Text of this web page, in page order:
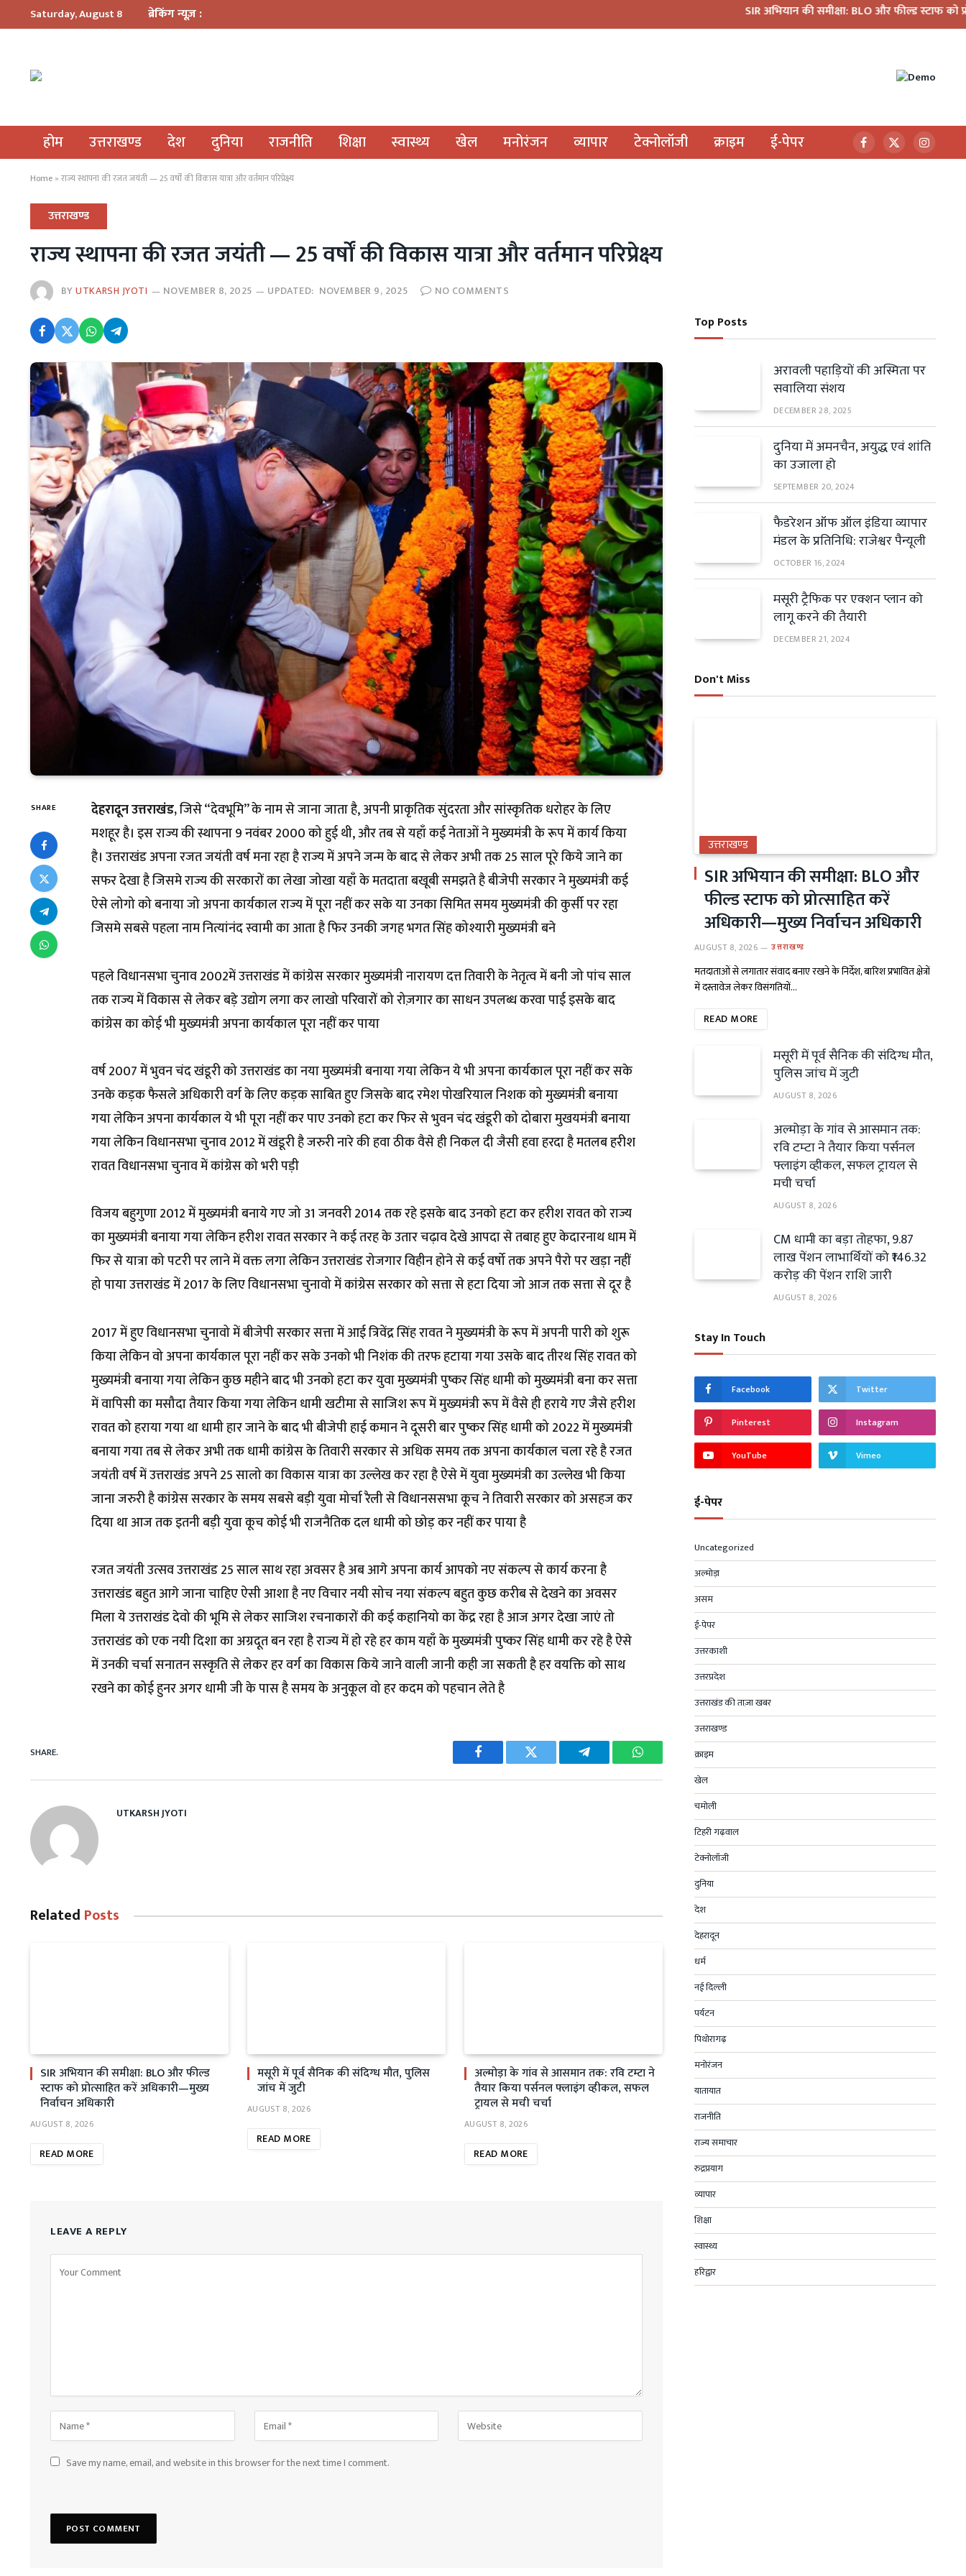
Saturday, August 8 ब्रेकिंग न्यूज़ : SIR अभियान की समीक्षा: BLO और फील्ड स्टाफ को प्रोत्साहित
होम उत्तराखण्ड देश दुनिया राजनीति शिक्षा स्वास्थ्य खेल मनोरंजन व्यापार टेक्नोलॉजी क्राइम ई-पेपर Facebook
X
(Twitter)
Home » राज्य स्थापना की रजत जयंती — 25 वर्षों की विकास यात्रा और वर्तमान परिप्रेक्ष्य
उत्तराखण्ड
राज्य स्थापना की रजत जयंती — 25 वर्षों की विकास यात्रा और वर्तमान परिप्रेक्ष्य
BYUTKARSH JYOTI NOVEMBER 8, 2025 UPDATED: NOVEMBER 9, 2025 NO COMMENTS
SHARE देहरादून उत्तराखंड,जिसे “देवभूमि” के नाम से जाना जाता है, अपनी प्राकृतिक सुंदरता और सांस्कृतिक धरोहर के लिए
मशहूर है। इस राज्य की स्थापना 9 नवंबर 2000 को हुई थी, और तब से यहाँ कई नेताओं ने मुख्यमंत्री के रूप में कार्य किया
है। उत्तराखंड अपना रजत जयंती वर्ष मना रहा है राज्य में अपने जन्म के बाद से लेकर अभी तक 25 साल पूरे किये जाने का
सफर देखा है जिसमे राज्य की सरकारों का लेखा जोखा यहाँ के मतदाता बखूबी समझते है बीजेपी सरकार ने मुख्यमंत्री कई
ऐसे लोगो को बनाया जो अपना कार्यकाल राज्य में पूरा नहीं कर सके या उनका सिमित समय मुख्यमंत्री की कुर्सी पर रहा
जिसमे सबसे पहला नाम नित्यांनंद स्वामी का आता है फिर उनकी जगह भगत सिंह कोश्यारी मुख्यमंत्री बने
पहले विधानसभा चुनाव 2002में उत्तराखंड में कांग्रेस सरकार मुख्यमंत्री नारायण दत्त तिवारी के नेतृत्व में बनी जो पांच साल
तक राज्य में विकास से लेकर बड़े उद्योग लगा कर लाखो परिवारों को रोज़गार का साधन उपलब्ध करवा पाई इसके बाद
कांग्रेस का कोई भी मुख्यमंत्री अपना कार्यकाल पूरा नहीं कर पाया
वर्ष 2007 में भुवन चंद खंडूरी को उत्तराखंड का नया मुख्यमंत्री बनाया गया लेकिन ये भी अपना कार्यकाल पूरा नहीं कर सके
उनके कड़क फैसले अधिकारी वर्ग के लिए कड़क साबित हुए जिसके बाद रमेश पोखरियाल निशक को मुख्यमंत्री बनाया
गया लेकिन अपना कार्यकाल ये भी पूरा नहीं कर पाए उनको हटा कर फिर से भुवन चंद खंडूरी को दोबारा मुखयमंत्री बनाया
गया लेकिन विधानसभा चुनाव 2012 में खंडूरी है जरुरी नारे की हवा ठीक वैसे ही निकल दी जैसी हवा हरदा है मतलब हरीश
रावत विधानसभा चुनाव में कांग्रेस को भरी पड़ी
विजय बहुगुणा 2012 में मुख्यमंत्री बनाये गए जो 31 जनवरी 2014 तक रहे इसके बाद उनको हटा कर हरीश रावत को राज्य
का मुख्यमंत्री बनाया गया लेकिन हरीश रावत सरकार ने कई तरह के उतार चढ़ाव देखे आपदा से तबाह हुए केदारनाथ धाम में
फिर से यात्रा को पटरी पर लाने में वक्त लगा लेकिन उत्तराखंड रोजगार विहीन होने से कई वर्षो तक अपने पैरो पर खड़ा नहीं
हो पाया उत्तराखंड में 2017 के लिए विधानसभा चुनावो में कांग्रेस सरकार को सत्ता से हटा दिया जो आज तक सत्ता से दूर है
2017 में हुए विधानसभा चुनावो में बीजेपी सरकार सत्ता में आई त्रिवेंद्र सिंह रावत ने मुख्यमंत्री के रूप में अपनी पारी को शुरू
किया लेकिन वो अपना कार्यकाल पूरा नहीं कर सके उनको भी निशंक की तरफ हटाया गया उसके बाद तीरथ सिंह रावत को
मुख्यमंत्री बनाया गया लेकिन कुछ महीने बाद भी उनको हटा कर युवा मुख्यमंत्री पुष्कर सिंह धामी को मुख्यमंत्री बना कर सत्ता
में वापिसी का मसौदा तैयार किया गया लेकिन धामी खटीमा से साजिश रूप में मुख्यमंत्री रूप में वैसे ही हराये गए जैसे हरीश
रावत को हराया गया था धामी हार जाने के बाद भी बीजेपी हाई कमान ने दूसरी बार पुष्कर सिंह धामी को 2022 में मुख्यमंत्री
बनाया गया तब से लेकर अभी तक धामी कांग्रेस के तिवारी सरकार से अधिक समय तक अपना कार्यकाल चला रहे है रजत
जयंती वर्ष में उत्तराखंड अपने 25 सालो का विकास यात्रा का उल्लेख कर रहा है ऐसे में युवा मुख्यमंत्री का उल्लेख भी किया
जाना जरुरी है कांग्रेस सरकार के समय सबसे बड़ी युवा मोर्चा रैली से विधानससभा कूच ने तिवारी सरकार को असहज कर
दिया था आज तक इतनी बड़ी युवा कूच कोई भी राजनैतिक दल धामी को छोड़ कर नहीं कर पाया है
रजत जयंती उत्सव उत्तराखंड 25 साल साथ रहा अवसर है अब आगे अपना कार्य आपको नए संकल्प से कार्य करना है
उत्तराखंड बहुत आगे जाना चाहिए ऐसी आशा है नए विचार नयी सोच नया संकल्प बहुत कुछ करीब से देखने का अवसर
मिला ये उत्तराखंड देवो की भूमि से लेकर साजिश रचनाकारों की कई कहानियो का केंद्र रहा है आज अगर देखा जाएं तो
उत्तराखंड को एक नयी दिशा का अग्रदूत बन रहा है राज्य में हो रहे हर काम यहाँ के मुख्यमंत्री पुष्कर सिंह धामी कर रहे है ऐसे
में उनकी चर्चा सनातन सस्कृति से लेकर हर वर्ग का विकास किये जाने वाली जानी कही जा सकती है हर वयक्ति को साथ
रखने का कोई हुनर अगर धामी जी के पास है समय के अनुकूल वो हर कदम को पहचान लेते है
SHARE.
Facebook Twitter Telegram WhatsApp
UTKARSH JYOTI
Related Posts
SIR अभियान की समीक्षा: BLO और फील्ड
स्टाफ को प्रोत्साहित करें अधिकारी—मुख्य
निर्वाचन अधिकारी
AUGUST 8, 2026
READ MORE
मसूरी में पूर्व सैनिक की संदिग्ध मौत, पुलिस
जांच में जुटी
AUGUST 8, 2026
READ MORE
अल्मोड़ा के गांव से आसमान तक: रवि टम्टा ने
तैयार किया पर्सनल फ्लाइंग व्हीकल, सफल
ट्रायल से मची चर्चा
AUGUST 8, 2026
READ MORE
LEAVE A REPLY
Save my name, email, and website in this browser for the next time I comment.
Top Posts
अरावली पहाड़ियों की अस्मिता पर
सवालिया संशय
DECEMBER 28, 2025
दुनिया में अमनचैन, अयुद्ध एवं शांति
का उजाला हो
SEPTEMBER 20, 2024
फैडरेशन ऑफ ऑल इंडिया व्यापार
मंडल के प्रतिनिधि: राजेश्वर पैन्यूली
OCTOBER 16, 2024
मसूरी ट्रैफिक पर एक्शन प्लान को
लागू करने की तैयारी
DECEMBER 21, 2024
Don't Miss
उत्तराखण्ड
SIR अभियान की समीक्षा: BLO और
फील्ड स्टाफ को प्रोत्साहित करें
अधिकारी—मुख्य निर्वाचन अधिकारी
AUGUST 8, 2026 उत्तराखण्ड
मतदाताओं से लगातार संवाद बनाए रखने के निर्देश, बारिश प्रभावित क्षेत्रों
में दस्तावेज लेकर विसंगतियों…
READ MORE
मसूरी में पूर्व सैनिक की संदिग्ध मौत,
पुलिस जांच में जुटी
AUGUST 8, 2026
अल्मोड़ा के गांव से आसमान तक:
रवि टम्टा ने तैयार किया पर्सनल
फ्लाइंग व्हीकल, सफल ट्रायल से
मची चर्चा
AUGUST 8, 2026
CM धामी का बड़ा तोहफा, 9.87
लाख पेंशन लाभार्थियों को ₹146.32
करोड़ की पेंशन राशि जारी
AUGUST 8, 2026
Stay In Touch
Facebook Twitter
Pinterest Instagram
YouTube Vimeo
ई-पेपर
Uncategorized
अल्मोड़ा
असम
ई-पेपर
उत्तरकाशी
उत्तरप्रदेश
उत्तराखंड की ताज़ा खबर
उत्तराखण्ड
क्राइम
खेल
चमोली
टिहरी गढ़वाल
टेक्नोलॉजी
दुनिया
देश
देहरादून
धर्म
नई दिल्ली
पर्यटन
पिथोरागढ़
मनोरंजन
यातायात
राजनीति
राज्य समाचार
रुद्रप्रयाग
व्यापार
शिक्षा
स्वास्थ्य
हरिद्वार